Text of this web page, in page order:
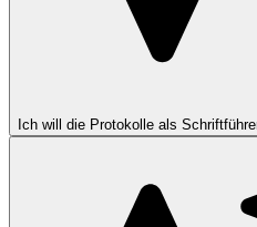
Ich will die Protokolle als